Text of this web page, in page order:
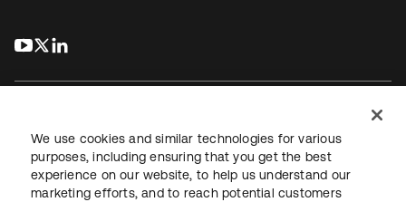
s’ouvre dans un nouvel onglet
s’ouvre dans un nouvel onglet
JuridiquePolitique de confidentialité
We use cookies and similar technologies for various
purposes, including ensuring that you get the best
experience on our website, to help us understand our
marketing efforts, and to reach potential customers